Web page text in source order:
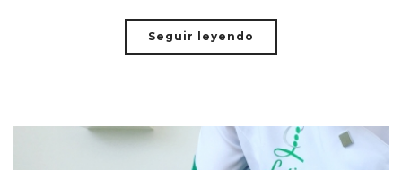
Seguir leyendo